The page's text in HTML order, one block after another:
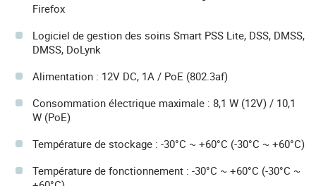
Firefox
Logiciel de gestion des soins Smart PSS Lite, DSS, DMSS,
DMSS, DoLynk
Alimentation : 12V DC, 1A / PoE (802.3af)
Consommation électrique maximale : 8,1 W (12V) / 10,1
W (PoE)
Température de stockage : -30°C ~ +60°C (-30°C ~ +60°C)
Température de fonctionnement : -30°C ~ +60°C (-30°C ~